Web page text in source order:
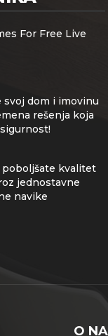
For Free Live
svoj dom i imovinu
rešenja koja
poboljšate kvalitet
jednostavne
navike
O